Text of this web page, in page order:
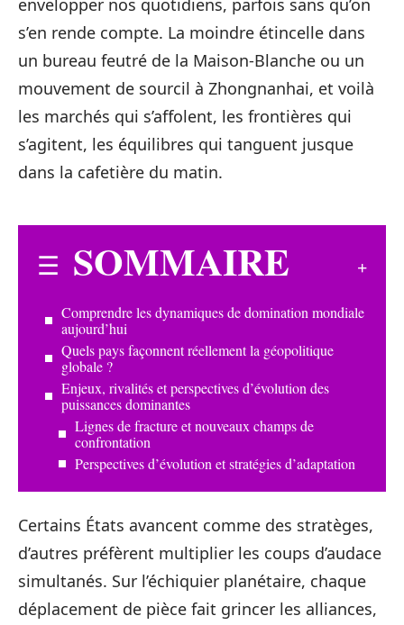
envelopper nos quotidiens, parfois sans qu’on
s’en rende compte. La moindre étincelle dans
un bureau feutré de la Maison-Blanche ou un
mouvement de sourcil à Zhongnanhai, et voilà
les marchés qui s’affolent, les frontières qui
s’agitent, les équilibres qui tanguent jusque
dans la cafetière du matin.
SOMMAIRE
Comprendre les dynamiques de domination mondiale
aujourd’hui
Quels pays façonnent réellement la géopolitique
globale ?
Enjeux, rivalités et perspectives d’évolution des
puissances dominantes
Lignes de fracture et nouveaux champs de
confrontation
Perspectives d’évolution et stratégies d’adaptation
Certains États avancent comme des stratèges,
d’autres préfèrent multiplier les coups d’audace
simultanés. Sur l’échiquier planétaire, chaque
déplacement de pièce fait grincer les alliances,